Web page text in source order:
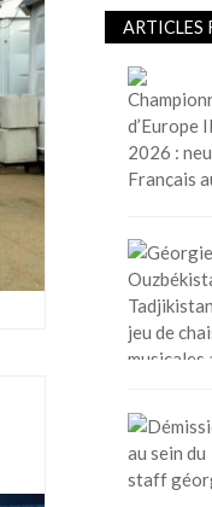
ARTICLES